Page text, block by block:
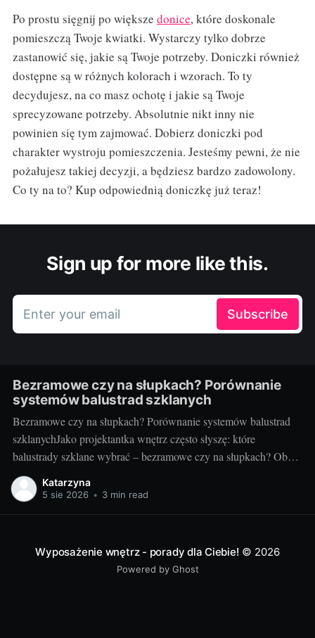
Po prostu sięgnij po większe donice, które doskonale
pomieszczą Twoje kwiatki. Wystarczy tylko dobrze
zastanowić się, jakie są Twoje potrzeby. Doniczki również
dostępne są w różnych kolorach i wzorach. To ty
decydujesz, na co masz ochotę i jakie są Twoje
sprecyzowane potrzeby. Absolutnie nikt inny nie
powinien się tym zajmować. Dobierz doniczki pod
charakter wystroju pomieszczenia. Jesteśmy pewni, że nie
pożałujesz takiej decyzji, a będziesz bardzo zadowolony.
Co ty na to? Kup odpowiednią doniczkę już teraz!
Sign up for more like this.
Enter your email Subscribe
Bezramowe czy na słupkach? Porównanie
systemów balustrad szklanych
Bezramowe czy na słupkach? Porównanie systemów balustrad
szklanychJako projektantka wnętrz często słyszę: które
balustrady szklane wybrać – bezramowe czy na słupkach? Oba
systemy potrafią wyglądać zjawiskowo i podnieść wartość
nieruchomości, ale różnią się konstrukcją, montażem i
Czym
Katarzyna
5 sie 2026 • 3 min read
Wyposażenie wnętrz - porady dla Ciebie! © 2026
Powered by Ghost